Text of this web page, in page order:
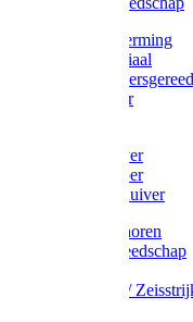
Kniebescherming
Afzetmateriaal
Straathamer
Mestschuiver
Mestschraper
Sneeuwschuiver
Zeis toebehoren
Baggergereedschap
Wetstenen /